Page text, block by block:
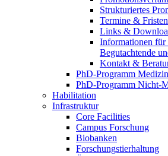
Strukturiertes
Termine & Fristen
Links &
Informationen für
Begutachtende
Kontakt &
PhD-Programm Medizin
PhD-Programm Nicht-
Habilitation
Infrastruktur
Core Facilities
Campus Forschung
Biobanken
Forschungstierhaltung